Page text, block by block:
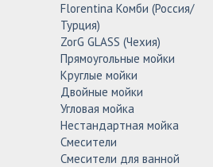
Florentina Комби (Россия/
Турция)
ZorG GLASS (Чехия)
Прямоугольные мойки
Круглые мойки
Двойные мойки
Угловая мойка
Нестандартная мойка
Смесители
Смесители для ванной